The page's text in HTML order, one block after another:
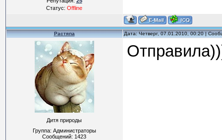
Статус:Offline
Растяпа Дата: Четверг, 07.01.2010, 00:20 |
Дитя природы
Группа: Администраторы
Сообщений:1423